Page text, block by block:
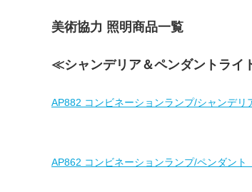
美術協力 照明商品一覧
≪シャンデリア＆ペンダントライ
AP882 コンビネーションランプ/シャンデ
AP862 コンビネーションランプ/ペンダン